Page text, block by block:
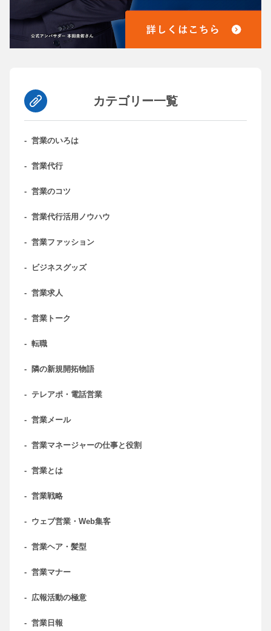
カテゴリー一覧
- 営業のいろは
- 営業代行
- 営業のコツ
- 営業代行活用ノウハウ
- 営業ファッション
- ビジネスグッズ
- 営業求人
- 営業トーク
- 転職
- 隣の新規開拓物語
- テレアポ・電話営業
- 営業メール
- 営業マネージャーの仕事と役割
- 営業とは
- 営業戦略
- ウェブ営業・Web集客
- 営業ヘア・髪型
- 営業マナー
- 広報活動の極意
- 営業日報